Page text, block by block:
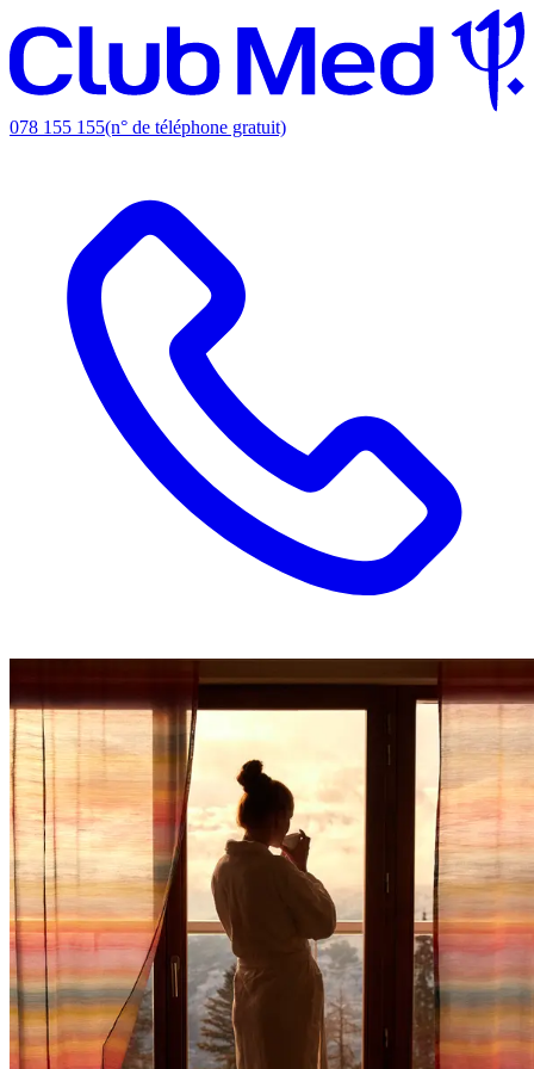
078 155 155(n° de téléphone gratuit)